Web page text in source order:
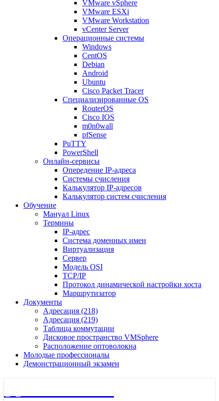
VMware vSphere
VMware ESXi
VMware Workstation
vCenter Server
Операционные системы
Windows
CentOS
Debian
Android
Ubuntu
Cisco Packet Tracer
Специализированные OS
RouterOS
Cisco IOS
m0n0wall
pfSense
PuTTY
PowerShell
Онлайн-сервисы
Опередение IP-адреса
Системы счисления
Калькулятор IP-адресов
Калькулятор систем счисления
Обучение
Мануал Linux
Термины
IP-адрес
Система доменных имен
Виртуализация
Сервер
Модель OSI
TCP/IP
Протокол динамической настройки хоста
Маршрутизатор
Документы
Адресация (218)
Адресация (219)
Таблица коммутации
Дисковое пространство VMSphere
Расположение оптоволокна
Молодые профессионалы
Демонстрационный экзамен